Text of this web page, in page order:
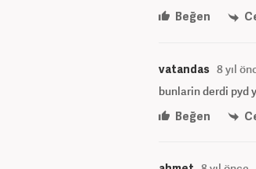
Beğen
vatandas 8 yıl
bunlarin derdi pyd
Beğen